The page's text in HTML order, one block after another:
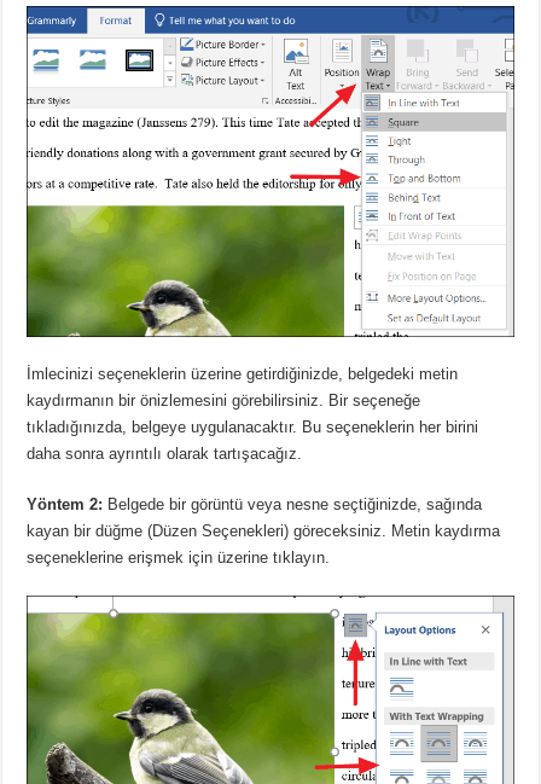
İmlecinizi seçeneklerin üzerine getirdiğinizde, belgedeki metin
kaydırmanın bir önizlemesini görebilirsiniz. Bir seçeneğe
tıkladığınızda, belgeye uygulanacaktır. Bu seçeneklerin her birini
daha sonra ayrıntılı olarak tartışacağız.
Yöntem 2: Belgede bir görüntü veya nesne seçtiğinizde, sağında
kayan bir düğme (Düzen Seçenekleri) göreceksiniz. Metin kaydırma
seçeneklerine erişmek için üzerine tıklayın.